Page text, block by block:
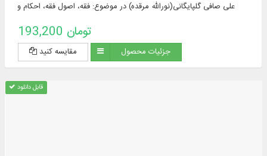
علی صافی گلپایگانی(نورالله مرقده) در موضوع: فقه، اصول فقه، احکام و
193,200 تومان
مقایسه کنید جزئیات محصول
قابل دانلود